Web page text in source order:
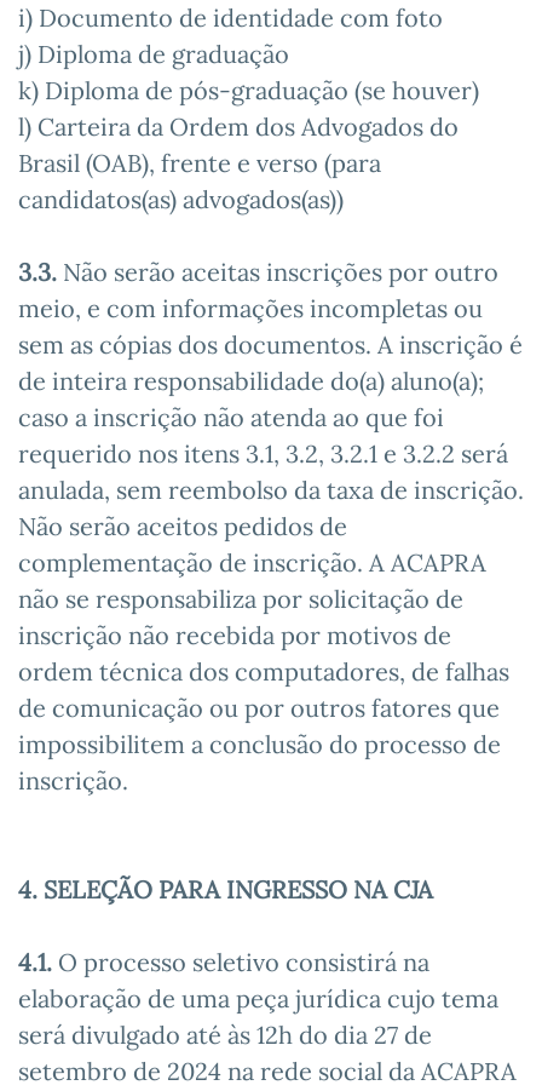
i) Documento de identidade com foto
j) Diploma de graduação
k) Diploma de pós-graduação (se houver)
l) Carteira da Ordem dos Advogados do
Brasil (OAB), frente e verso (para
candidatos(as) advogados(as))
3.3. Não serão aceitas inscrições por outro
meio, e com informações incompletas ou
sem as cópias dos documentos. A inscrição é
de inteira responsabilidade do(a) aluno(a);
caso a inscrição não atenda ao que foi
requerido nos itens 3.1, 3.2, 3.2.1 e 3.2.2 será
anulada, sem reembolso da taxa de inscrição.
Não serão aceitos pedidos de
complementação de inscrição. A ACAPRA
não se responsabiliza por solicitação de
inscrição não recebida por motivos de
ordem técnica dos computadores, de falhas
de comunicação ou por outros fatores que
impossibilitem a conclusão do processo de
inscrição.
4. SELEÇÃO PARA INGRESSO NA CJA
4.1. O processo seletivo consistirá na
elaboração de uma peça jurídica cujo tema
será divulgado até às 12h do dia 27 de
setembro de 2024 na rede social da ACAPRA